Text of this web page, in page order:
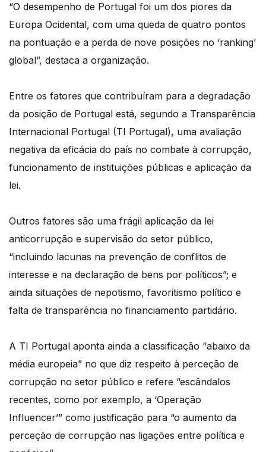
“O desempenho de Portugal foi um dos piores da
Europa Ocidental, com uma queda de quatro pontos
na pontuação e a perda de nove posições no ‘ranking’
global”, destaca a organização.
Entre os fatores que contribuíram para a degradação
da posição de Portugal está, segundo a Transparência
Internacional Portugal (TI Portugal), uma avaliação
negativa da eficácia do país no combate à corrupção,
funcionamento de instituições públicas e aplicação da
lei.
Outros fatores são uma frágil aplicação da lei
anticorrupção e supervisão do setor público,
“incluindo lacunas na prevenção de conflitos de
interesse e na declaração de bens por políticos”; e
ainda situações de nepotismo, favoritismo político e
falta de transparência no financiamento partidário.
A TI Portugal aponta ainda a classificação “abaixo da
média europeia” no que diz respeito à perceção de
corrupção no setor público e refere “escândalos
recentes, como por exemplo, a ‘Operação
Influencer’” como justificação para “o aumento da
perceção de corrupção nas ligações entre política e